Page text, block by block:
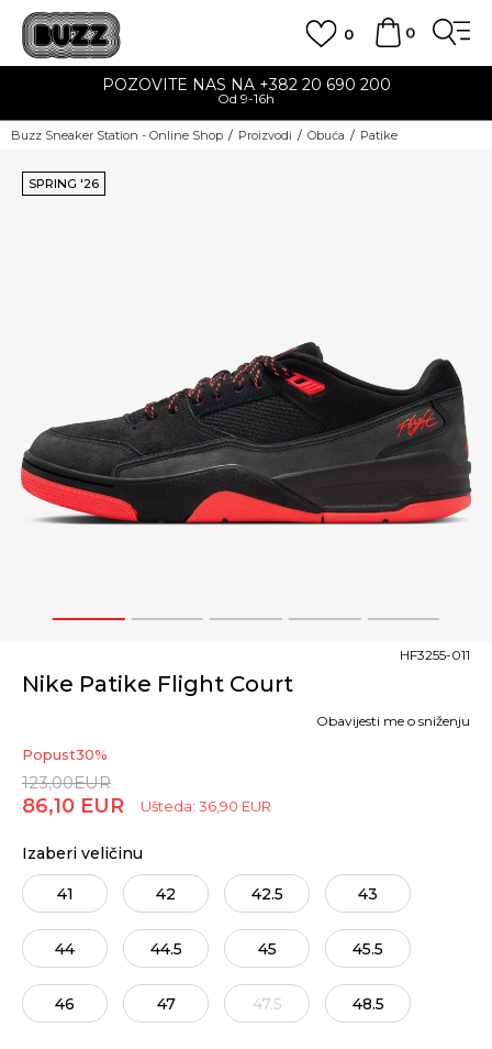
0
0
POZOVITE NAS NA +382 20 690 200
Od 9-16h
Buzz Sneaker Station - Online Shop Proizvodi Obuća Patike
1 2 3 4 5
SPRING '26
Nike Patike Flight Court
HF3255-011
Popust30%
123,00EUR
86,10 EUR Ušteda: 36,90 EUR
Obavijesti me o sniženju
Izaberi veličinu
41 42 42.5 43
44 44.5 45 45.5
46 47 47.5 48.5